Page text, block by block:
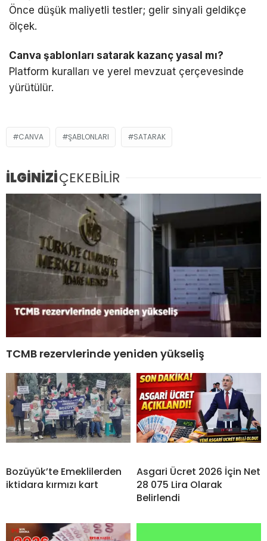
Önce düşük maliyetli testler; gelir sinyali geldikçe
ölçek.
Canva şablonları satarak kazanç yasal mı?
Platform kuralları ve yerel mevzuat çerçevesinde
yürütülür.
CANVA ŞABLONLARI SATARAK
İLGİNİZİÇEKEBİLİR
TCMB rezervlerinde yeniden yükseliş
Bozüyük’te Emeklilerden
iktidara kırmızı kart
Asgari Ücret 2026 İçin Net
28 075 Lira Olarak
Belirlendi